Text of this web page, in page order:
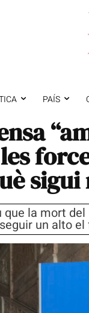
PAÍS
sigui
que la mort
un alto el